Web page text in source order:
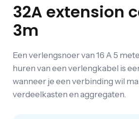
32A extension
3m
Een verlengsnoer van 16 A 5
huren van een verlengkabel is
wanneer je een verbinding wil
verdeelkasten en aggregaten.